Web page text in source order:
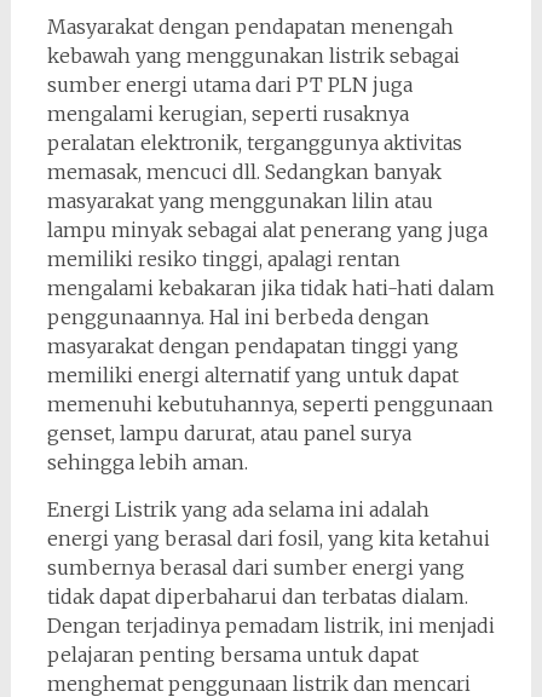
Masyarakat dengan pendapatan menengah
kebawah yang menggunakan listrik sebagai
sumber energi utama dari PT PLN juga
mengalami kerugian, seperti rusaknya
peralatan elektronik, terganggunya aktivitas
memasak, mencuci dll. Sedangkan banyak
masyarakat yang menggunakan lilin atau
lampu minyak sebagai alat penerang yang juga
memiliki resiko tinggi, apalagi rentan
mengalami kebakaran jika tidak hati-hati dalam
penggunaannya. Hal ini berbeda dengan
masyarakat dengan pendapatan tinggi yang
memiliki energi alternatif yang untuk dapat
memenuhi kebutuhannya, seperti penggunaan
genset, lampu darurat, atau panel surya
sehingga lebih aman.
Energi Listrik yang ada selama ini adalah
energi yang berasal dari fosil, yang kita ketahui
sumbernya berasal dari sumber energi yang
tidak dapat diperbaharui dan terbatas dialam.
Dengan terjadinya pemadam listrik, ini menjadi
pelajaran penting bersama untuk dapat
menghemat penggunaan listrik dan mencari